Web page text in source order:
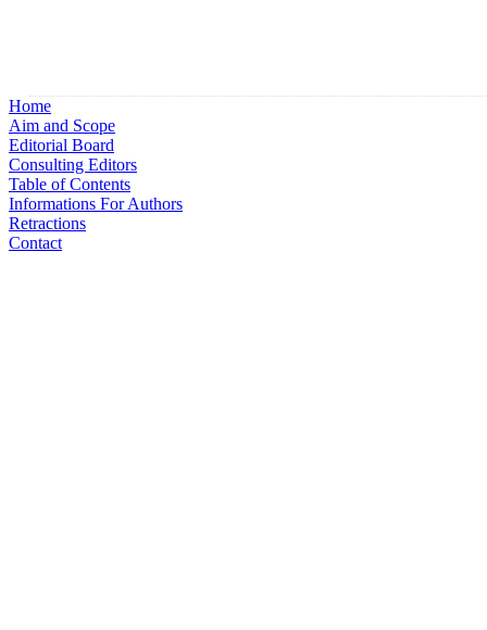
Home
Aim and Scope
Editorial Board
Consulting Editors
Table of Contents
Informations For Authors
Retractions
Contact